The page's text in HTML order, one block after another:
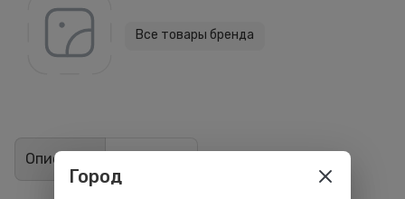
Все товары бренда
Описание
Город